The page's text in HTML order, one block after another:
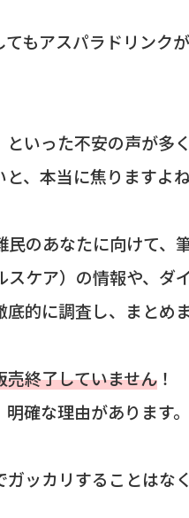
もアスパラドリンク
いった不安の声が多
、本当に焦りますよね
のあなたに向けて、
ケア）の情報や、ダ
的に調査し、まとめま
売終了していません ！
確な理由があります。
ッカリすることはな